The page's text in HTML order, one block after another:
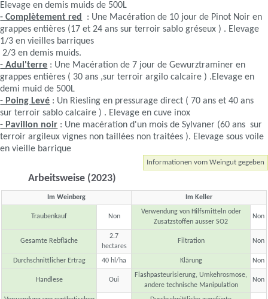
Elevage en demis muids de 500L
- Complètement red : Une Macération de 10 jour de Pinot Noir en
grappes entières (17 et 24 ans sur terroir sablo gréseux ) . Elevage
1/3 en vieilles barriques
2/3 en demis muids.
- Adul'terre : Une Macération de 7 jour de Gewurztraminer en
grappes entières ( 30 ans ,sur terroir argilo calcaire ) .Elevage en
demi muid de 500L
- Poing Levé : Un Riesling en pressurage direct ( 70 ans et 40 ans
sur terroir sablo calcaire ) . Elevage en cuve inox
- Pavillon noir : Une macération d'un mois de Sylvaner (60 ans sur
terroir argileux vignes non taillées non traitées ). Elevage sous voile
en vieille barrique
Informationen vom Weingut gegeben
Arbeitsweise (2023)
Im Weinberg Im Keller
Traubenkauf Non
Verwendung von Hilfsmitteln oder
Zusatzstoffen ausser SO2
Non
Gesamte Rebfläche
2.7
hectares
Filtration Non
Durchschnittlicher Ertrag 40 hl/ha Klärung Non
Handlese Oui
Flashpasteurisierung, Umkehrosmose,
andere technische Manipulation
Non